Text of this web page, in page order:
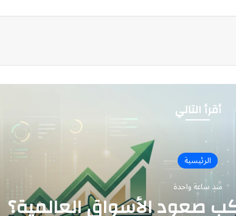
أقرأ التالي
الرئيسية
منذ ساعة واحدة
صعود الأسواق العالمية؟